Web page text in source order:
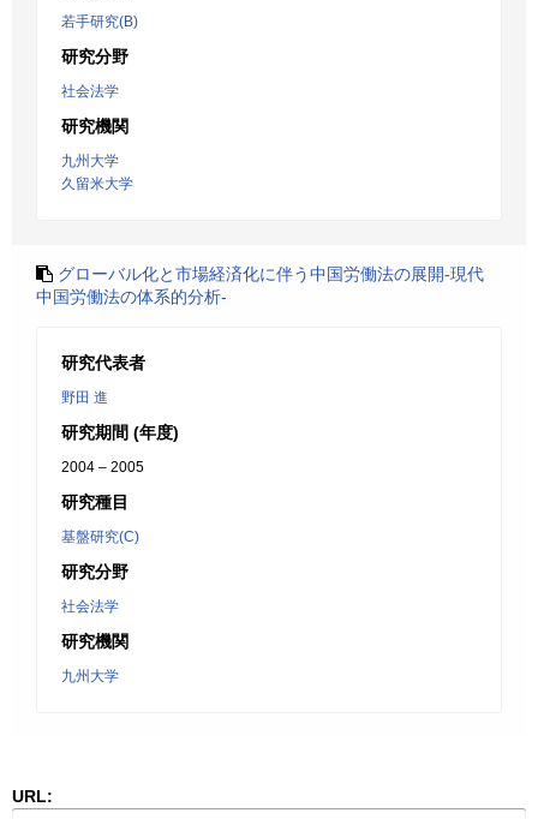
若手研究(B)
研究分野
社会法学
研究機関
九州大学
久留米大学
グローバル化と市場経済化に伴う中国労働法の展開-現代
中国労働法の体系的分析-
研究代表者
野田 進
研究期間 (年度)
2004 – 2005
研究種目
基盤研究(C)
研究分野
社会法学
研究機関
九州大学
URL: